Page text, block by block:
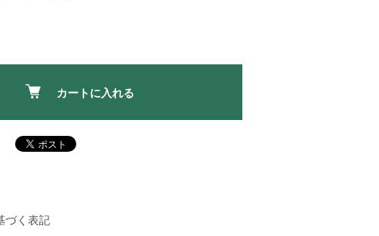
カートに入れる
づく表記